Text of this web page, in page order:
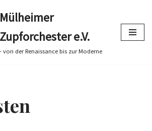
Mülheimer
Zupforchester e.V.
- von der Renaissance bis zur Moderne